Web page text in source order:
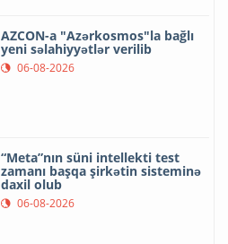
AZCON-a "Azərkosmos"la bağlı
yeni səlahiyyətlər verilib
06-08-2026
“Meta”nın süni intellekti test
zamanı başqa şirkətin sisteminə
daxil olub
06-08-2026